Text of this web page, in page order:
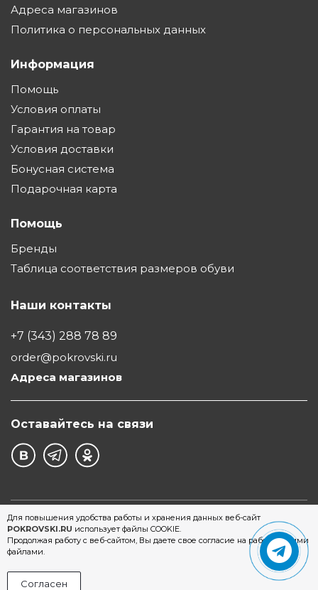
Для повышения удобства работы и хранения данных веб-сайт
POKROVSKI.RU использует файлы COOKIE.
Продолжая работу с веб-сайтом, Вы даете свое согласие на работу с этими
файлами.
Согласен
Адреса магазинов
Политика о персональных данных
Информация
Помощь
Условия оплаты
Гарантия на товар
Условия доставки
Бонусная система
Подарочная карта
Помощь
Бренды
Таблица соответствия размеров обуви
Наши контакты
+7 (343) 288 78 89
order@pokrovski.ru
Адреса магазинов
Оставайтесь на связи
©1997 - 2026 Обувной Дом "Покровский" - сеть
магазинов обуви в Екатеринбурге